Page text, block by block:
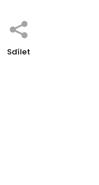
Sdílet